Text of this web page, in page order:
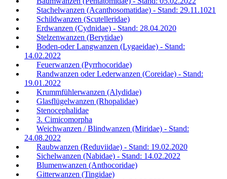
Stachelwanzen (Acanthosomatidae) - Stand: 29.11.1021
Schildwanzen (Scutelleridae)
Erdwanzen (Cydnidae) - Stand: 28.04.2020
Stelzenwanzen (Berytidae)
Boden-oder Langwanzen (Lygaeidae) - Stand:
14.02.2022
Feuerwanzen (Pyrrhocoridae)
Randwanzen oder Lederwanzen (Coreidae) - Stand:
19.01.2022
Krummfühlerwanzen (Alydidae)
Glasflügelwanzen (Rhopalidae)
Stenocephalidae
3. Cimicomorpha
Weichwanzen / Blindwanzen (Miridae) - Stand:
24.08.2022
Raubwanzen (Reduviidae) - Stand: 19.02.2020
Sichelwanzen (Nabidae) - Stand: 14.02.2022
Blumenwanzen (Anthocoridae)
Gitterwanzen (Tingidae)